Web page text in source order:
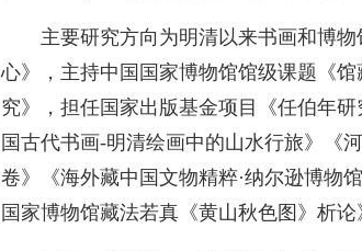
主要研究方向为明清以来书画和博
心》，主持中国国家博物馆馆级课题《
究》，担任国家出版基金项目《任伯年
国古代书画-明清绘画中的山水行旅》《
卷》《海外藏中国文物精粹·纳尔逊博物
国家博物馆藏法若真《黄山秋色图》析